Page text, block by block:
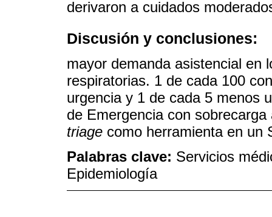
derivaron a cuidados
Discusión y conclusiones:
mayor demanda asistencial en
respiratorias. 1 de cada 100
urgencia y 1 de cada 5 menos
de Emergencia con
triage como herramienta en un
Palabras clave: Servicios
Epidemiología